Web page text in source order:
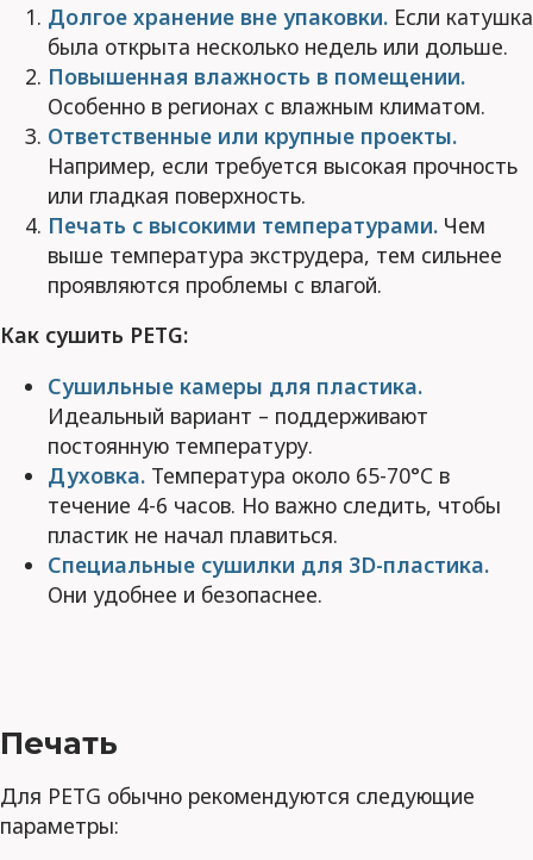
Долгое хранение вне упаковки. Если катушка
была открыта несколько недель или дольше.
Повышенная влажность в помещении.
Особенно в регионах с влажным климатом.
Ответственные или крупные проекты.
Например, если требуется высокая прочность
или гладкая поверхность.
Печать с высокими температурами. Чем
выше температура экструдера, тем сильнее
проявляются проблемы с влагой.
Как сушить PETG:
Сушильные камеры для пластика.
Идеальный вариант – поддерживают
постоянную температуру.
Духовка. Температура около 65-70°C в
течение 4-6 часов. Но важно следить, чтобы
пластик не начал плавиться.
Специальные сушилки для 3D-пластика.
Они удобнее и безопаснее.
Печать
Для PETG обычно рекомендуются следующие
параметры: